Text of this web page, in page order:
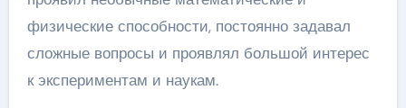
физические способности, постоянно задавал
сложные вопросы и проявлял большой интерес
к экспериментам и наукам.